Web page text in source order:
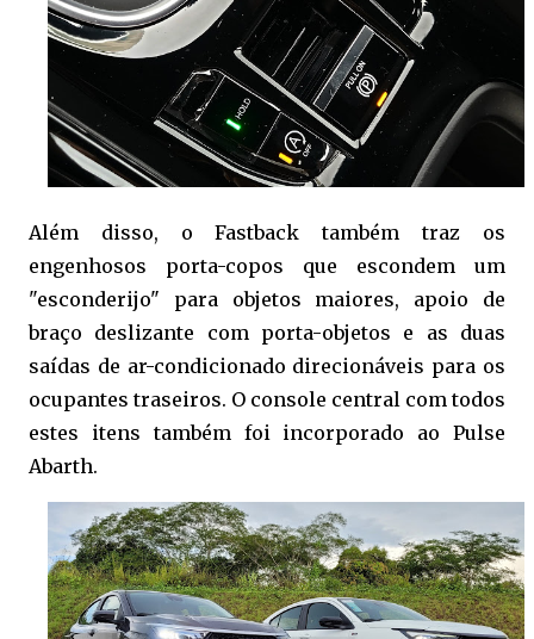
Além disso, o Fastback também traz os
engenhosos porta-copos que escondem um
"esconderijo" para objetos maiores, apoio de
braço deslizante com porta-objetos e as duas
saídas de ar-condicionado direcionáveis para os
ocupantes traseiros. O console central com todos
estes itens também foi incorporado ao Pulse
Abarth.